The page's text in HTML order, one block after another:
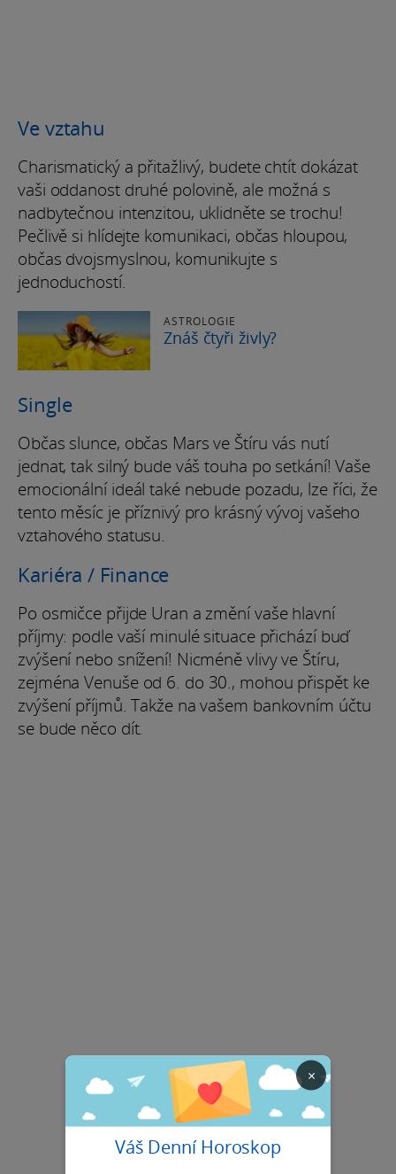
Ve vztahu
Charismatický a přitažlivý, budete chtít dokázat
vaši oddanost druhé polovině, ale možná s
nadbytečnou intenzitou, uklidněte se trochu!
Pečlivě si hlídejte komunikaci, občas hloupou,
občas dvojsmyslnou, komunikujte s
jednoduchostí.
ASTROLOGIE
Znáš čtyři živly?
Single
Občas slunce, občas Mars ve Štíru vás nutí
jednat, tak silný bude váš touha po setkání! Vaše
emocionální ideál také nebude pozadu, lze říci, že
tento měsíc je příznivý pro krásný vývoj vašeho
vztahového statusu.
Kariéra / Finance
Po osmičce přijde Uran a změní vaše hlavní
příjmy: podle vaší minulé situace přichází buď
zvýšení nebo snížení! Nicméně vlivy ve Štíru,
zejména Venuše od 6. do 30., mohou přispět ke
zvýšení příjmů. Takže na vašem bankovním účtu
se bude něco dít.
×
Váš Denní Horoskop